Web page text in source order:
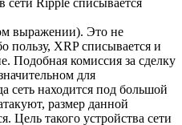
сети Ripple списывается
выражении). Это не
пользу, XRP списывается и
Подобная комиссия за сделку
для
сеть находится под большой
размер данной
Цель такого устройства сети